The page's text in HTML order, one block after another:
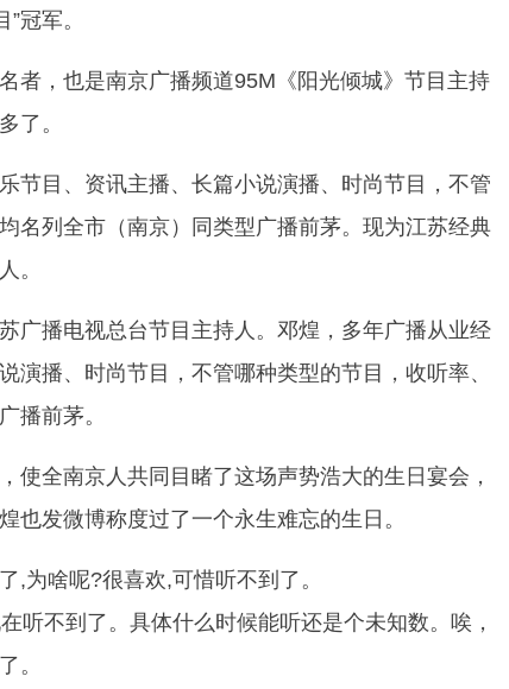
冠军。
者，也是南京广播频道95M《阳光倾城》节目主持
了。
节目、资讯主播、长篇小说演播、时尚节目，不管
名列全市（南京）同类型广播前茅。现为江苏经典
。
广播电视总台节目主持人。邓煌，多年广播从业经
演播、时尚节目，不管哪种类型的节目，收听率、
播前茅。
使全南京人共同目睹了这场声势浩大的生日宴会，
也发微博称度过了一个永生难忘的生日。
,为啥呢?很喜欢,可惜听不到了。
听不到了。具体什么时候能听还是个未知数。唉，
。